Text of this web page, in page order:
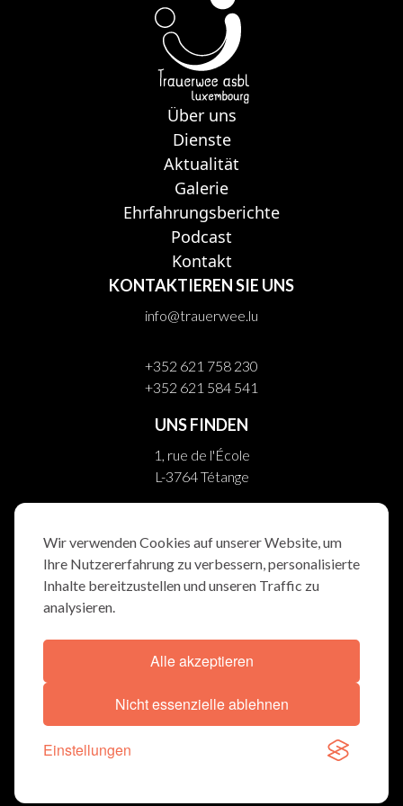
Wir verwenden Cookies auf unserer Website, um
Ihre Nutzererfahrung zu verbessern, personalisierte
Inhalte bereitzustellen und unseren Traffic zu
analysieren.
Alle akzeptieren
Nicht essenzielle ablehnen
Einstellungen
Über uns
Dienste
Aktualität
Galerie
Ehrfahrungsberichte
Podcast
Kontakt
KONTAKTIEREN SIE UNS
info@trauerwee.lu
+352 621 758 230
+352 621 584 541
UNS FINDEN
1, rue de l'École
L-3764 Tétange
L-8710 Boevange/Attert
FOLGEN SIE UNS
ALLGEMEINBEDINGUNGEN
© TRAUERWEE 2026